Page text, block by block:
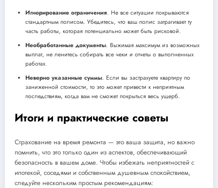
Игнорирование ограничения. Не все ситуации покрываются
стандартным полисом. Убедитесь, что ваш полис затрагивает ту
часть работы, которая потенциально может быть рисковой.
Необработанные документы. Выжимая максимум из возможных
выплат, не ленитесь собирать все чеки и отчеты о выполненных
работах.
Неверно указанные суммы. Если вы застрахуете квартиру по
заниженной стоимости, то это может привести к неприятным
последствиям, когда вам не сможет покрыться весь ущерб.
Итоги и практические советы
Страхование на время ремонта — это ваша защита, но важно
помнить, что это только один из аспектов, обеспечивающий
безопасность в вашем доме. Чтобы избежать неприятностей с
ипотекой, соседями и собственным душевным спокойствием,
следуйте нескольким простым рекомендациям: